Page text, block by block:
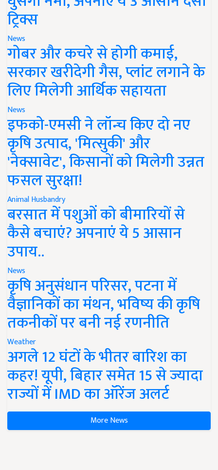
ट्रिक्स
News
गोबर और कचरे से होगी कमाई,
सरकार खरीदेगी गैस, प्लांट लगाने के
लिए मिलेगी आर्थिक सहायता
News
इफको-एमसी ने लॉन्च किए दो नए
कृषि उत्पाद, 'मित्सुकी' और
'नेक्सावेट', किसानों को मिलेगी उन्नत
फसल सुरक्षा!
Animal Husbandry
बरसात में पशुओं को बीमारियों से
कैसे बचाएं? अपनाएं ये 5 आसान
उपाय..
News
कृषि अनुसंधान परिसर, पटना में
वैज्ञानिकों का मंथन, भविष्य की कृषि
तकनीकों पर बनी नई रणनीति
Weather
अगले 12 घंटों के भीतर बारिश का
कहर! यूपी, बिहार समेत 15 से ज्यादा
राज्यों में IMD का ऑरेंज अलर्ट
More News